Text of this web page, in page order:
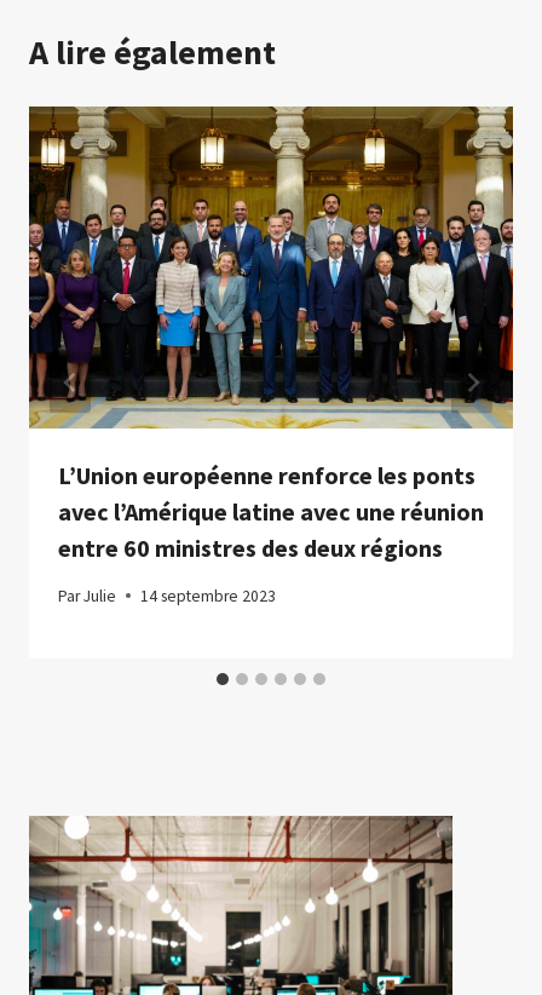
A lire également
L’Union européenne renforce les ponts
avec l’Amérique latine avec une réunion
entre 60 ministres des deux régions
ParJulie 14 septembre 2023